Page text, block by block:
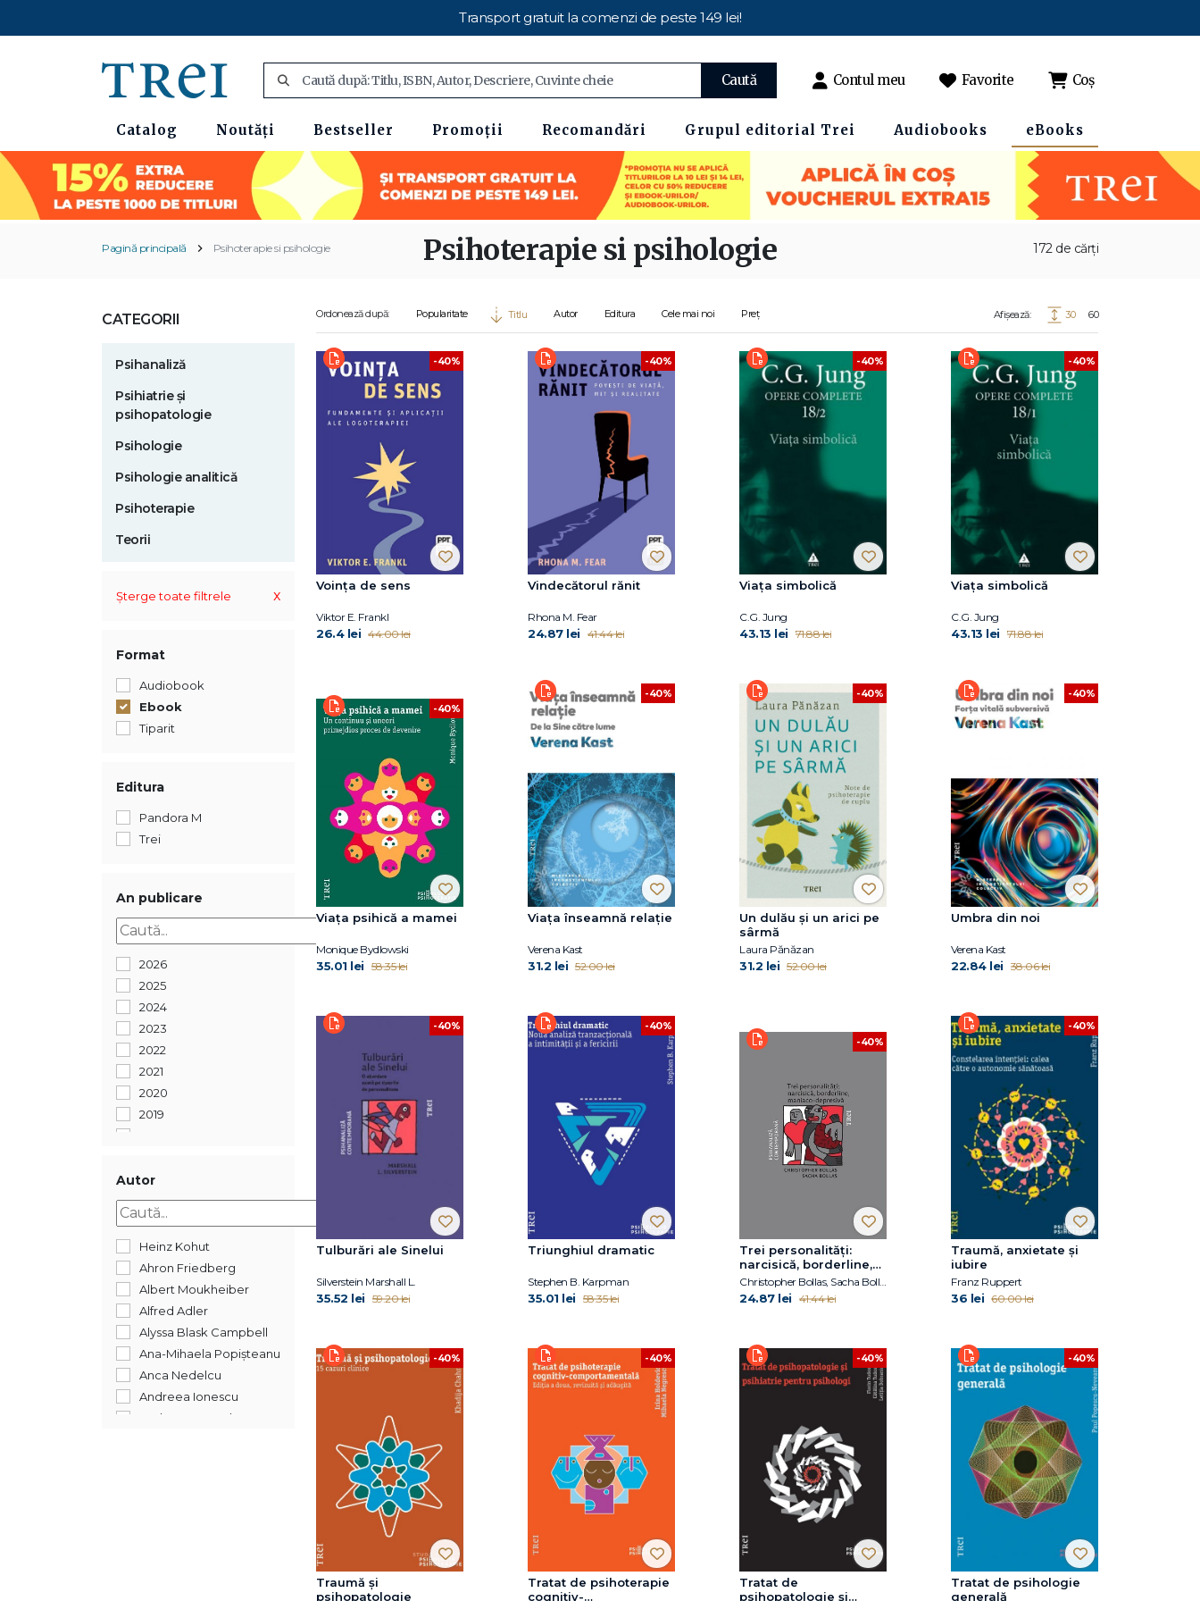
Transport gratuit la comenzi de peste 149 lei!
Caută Contul meu Favorite Coș
Catalog Noutăți Bestseller Promoții Recomandări Grupul editorial Trei Audiobooks eBooks
Pagină principală Psihoterapie si psihologie 172 de cărți
Psihoterapie si psihologie
CATEGORII
Psihanaliză
Psihiatrie și
psihopatologie
Psihologie
Psihologie analitică
Psihoterapie
Teorii
Șterge toate filtrele x
Format
Audiobook
Ebook
Tiparit
Editura
Pandora M
Trei
An publicare
2026
2025
2024
2023
2022
2021
2020
2019
2016
2014
2013
2012
2011
2010
2008
2007
2006
2005
2004
1900
Autor
Heinz Kohut
Ahron Friedberg
Albert Moukheiber
Alfred Adler
Alyssa Blask Campbell
Ana-Mihaela Popișteanu
Anca Nedelcu
Andreea Ionescu
Andrew Samuels
Ordonează după: Popularitate Titlu Autor Editura Cele mai noi Preț Afișează: 30 60
-40%
Voința de sens
Viktor E. Frankl
26.4 lei 44.00 lei
-40%
Vindecătorul rănit
Rhona M. Fear
24.87 lei 41.44 lei
-40%
Viaţa simbolică
C.G. Jung
43.13 lei 71.88 lei
-40%
Viaţa simbolică
C.G. Jung
43.13 lei 71.88 lei
-40%
Viața psihică a mamei
Monique Bydlowski
35.01 lei 58.35 lei
-40%
Viața înseamnă relație
Verena Kast
31.2 lei 52.00 lei
-40%
Un dulău și un arici pe
sârmă
Laura Pănăzan
31.2 lei 52.00 lei
-40%
Umbra din noi
Verena Kast
22.84 lei 38.06 lei
-40%
Tulburări ale Sinelui
Silverstein Marshall L.
35.52 lei 59.20 lei
-40%
Triunghiul dramatic
Stephen B. Karpman
35.01 lei 58.35 lei
-40%
Trei personalități:
narcisică, borderline,
maniaco-depresivă
Christopher Bollas, Sacha Bollas
24.87 lei 41.44 lei
-40%
Traumă, anxietate și
iubire
Franz Ruppert
36 lei 60.00 lei
-40%
Traumă și
psihopatologie
-40%
Tratat de psihoterapie
cognitiv-
-40%
Tratat de
psihopatologie şi
-40%
Tratat de psihologie
generală